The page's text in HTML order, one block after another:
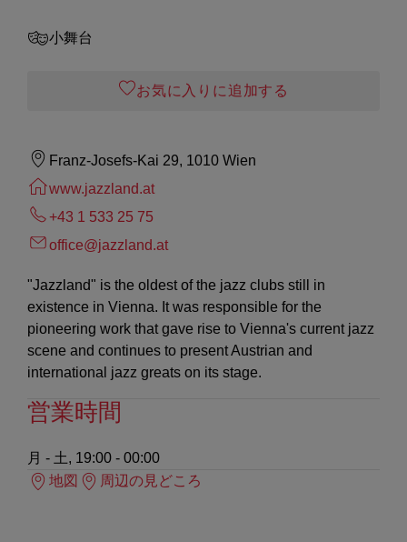
小舞台
お気に入りに追加する
Franz-Josefs-Kai 29, 1010 Wien
www.jazzland.at
+43 1 533 25 75
office@jazzland.at
"Jazzland" is the oldest of the jazz clubs still in
existence in Vienna. It was responsible for the
pioneering work that gave rise to Vienna's current jazz
scene and continues to present Austrian and
international jazz greats on its stage.
営業時間
月 - 土, 19:00 - 00:00
地図
周辺の見どころ